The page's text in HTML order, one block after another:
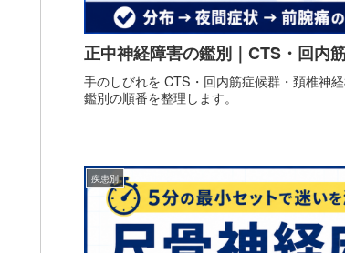
正中神経障害の鑑別｜CTS・回内
手のしびれを CTS・回内筋症候群・頚椎神
鑑別の順番を整理します。
疾患別